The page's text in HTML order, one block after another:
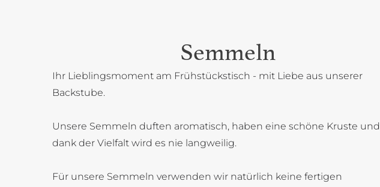
Semmeln
Ihr Lieblingsmoment am Frühstückstisch - mit Liebe aus unserer
Backstube.
Unsere Semmeln duften aromatisch, haben eine schöne Kruste und
dank der Vielfalt wird es nie langweilig.
Für unsere Semmeln verwenden wir natürlich keine fertigen